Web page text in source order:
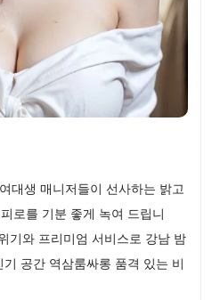
대생 매니저들이 선사하는 밝고
로를 기분 좋게 녹여 드립니
기와 프리미엄 서비스로 강남 밤
공간 역삼룸싸롱 품격 있는 비